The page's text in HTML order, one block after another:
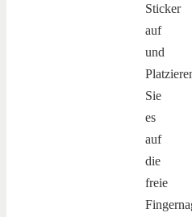
Sticker
auf
und
Sie
es
auf
die
freie